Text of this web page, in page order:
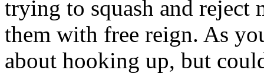
trying to squash and
them with free reign. As
about hooking up, but